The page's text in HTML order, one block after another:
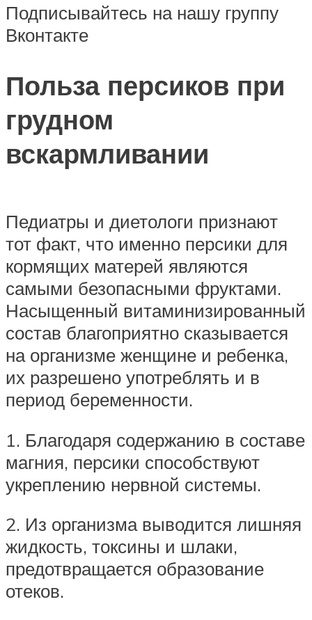
Подписывайтесь на нашу группу
Вконтакте
Польза персиков при
грудном
вскармливании
Педиатры и диетологи признают
тот факт, что именно персики для
кормящих матерей являются
самыми безопасными фруктами.
Насыщенный витаминизированный
состав благоприятно сказывается
на организме женщине и ребенка,
их разрешено употреблять и в
период беременности.
1. Благодаря содержанию в составе
магния, персики способствуют
укреплению нервной системы.
2. Из организма выводится лишняя
жидкость, токсины и шлаки,
предотвращается образование
отеков.